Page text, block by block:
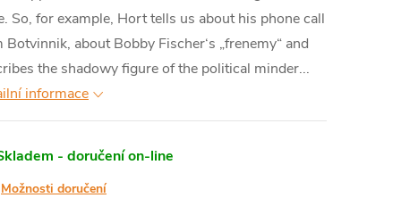
So, for example, Hort tells us about his phone call
Botvinnik, about Bobby Fischer‘s „frenemy“ and
the shadowy figure of the political minder...
informace
- doručení on-line
Možnosti doručení